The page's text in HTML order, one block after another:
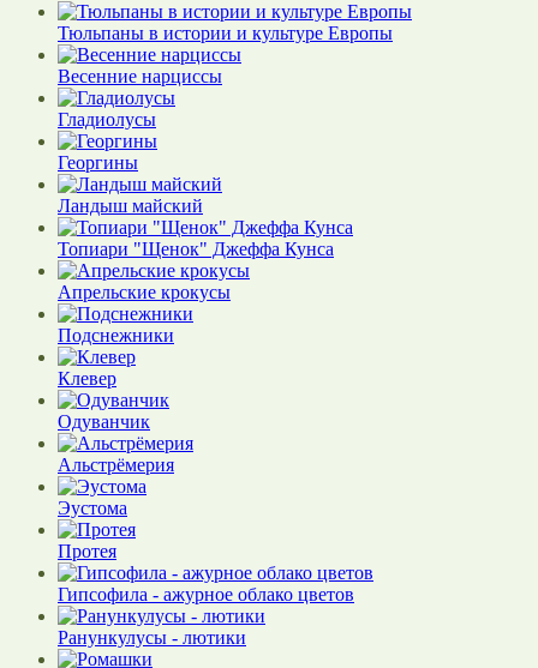
Тюльпаны в истории и культуре Европы
Весенние нарциссы
Гладиолусы
Георгины
Ландыш майский
Топиари "Щенок" Джеффа Кунса
Апрельские крокусы
Подснежники
Клевер
Одуванчик
Альстрёмерия
Эустома
Протея
Гипсофила - ажурное облако цветов
Ранункулусы - лютики